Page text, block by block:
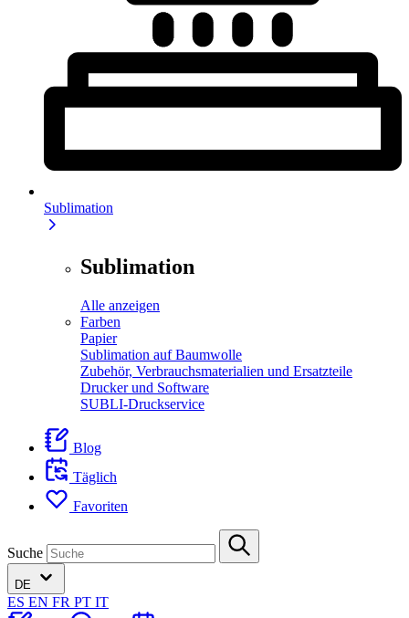
Sublimation
Sublimation
Alle anzeigen
Farben
Papier
Sublimation auf Baumwolle
Zubehör, Verbrauchsmaterialien und Ersatzteile
Drucker und Software
SUBLI-Druckservice
Blog
Täglich
Favoriten
Suche
DE
ES EN FR PT IT